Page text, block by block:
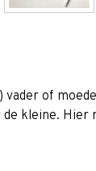
of
kleine. Hier